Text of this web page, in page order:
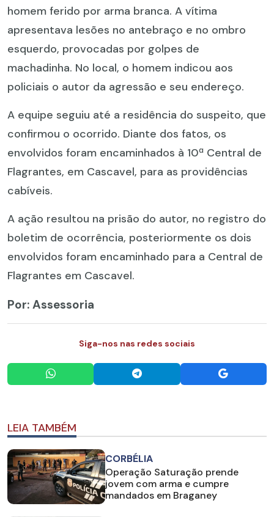
homem ferido por arma branca. A vítima
apresentava lesões no antebraço e no ombro
esquerdo, provocadas por golpes de
machadinha. No local, o homem indicou aos
policiais o autor da agressão e seu endereço.
A equipe seguiu até a residência do suspeito, que
confirmou o ocorrido. Diante dos fatos, os
envolvidos foram encaminhados à 10ª Central de
Flagrantes, em Cascavel, para as providências
cabíveis.
A ação resultou na prisão do autor, no registro do
boletim de ocorrência, posteriormente os dois
envolvidos foram encaminhado para a Central de
Flagrantes em Cascavel.
Por: Assessoria
Siga-nos nas redes sociais
LEIA TAMBÉM
CORBÉLIA
Operação Saturação prende
jovem com arma e cumpre
mandados em Braganey